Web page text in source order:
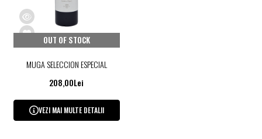
OUT OF STOCK
MUGA SELECCION ESPECIAL
208,00Lei
VEZI MAI MULTE DETALII